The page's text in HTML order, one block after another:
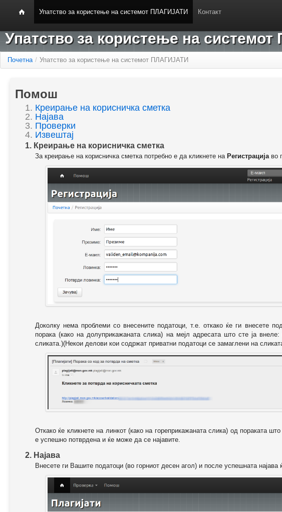
Упатство за користење на системот ПЛАГИЈАТИ Контакт
Упатство за користење на
Почетна / Упатство за користење на системот ПЛАГИЈАТИ
Помош
1. Креирање на корисничка сметка
2. Најава
3. Проверки
4. Извештај
1. Креирање на корисничка сметка
За креирање на корисничка сметка потребно е да кликнете на Регистрацијаво
Доколку нема проблеми со внесените податоци, т.е. откако ќе ги внесете
порака (како на долуприкажаната слика) на мејл адресата што сте ја
сликата.)(Некои делови кои содржат приватни податоци се замаглени на
Откако ќе кликнете на линкот (како на гореприкажаната слика) од пораката
е успешно потврдена и ќе може да се најавите.
2. Најава
Внесете ги Вашите податоци (во горниот десен агол) и после успешната најава